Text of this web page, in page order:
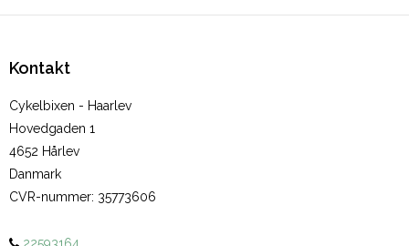
Kontakt
Cykelbixen - Haarlev
Hovedgaden 1
4652 Hårlev
Danmark
CVR-nummer: 35773606
22593164